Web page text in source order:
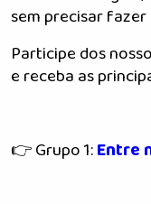
sem precisar
Participe dos
e receba as
👉 Grupo 1:Entre